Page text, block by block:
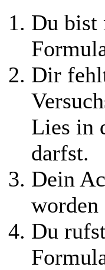
Du bist
Dir
Lies in
darfst.
Dein
Du